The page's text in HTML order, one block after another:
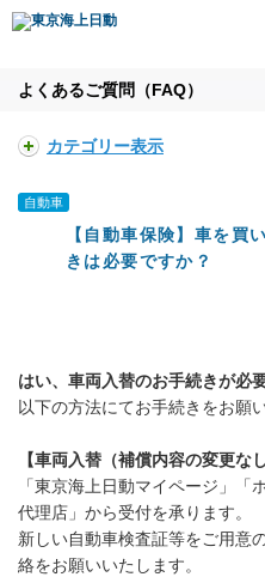
よくあるご質問（FAQ）
カテゴリー表示
自動車
【自動車保険】車を買
きは必要ですか？
はい、車両入替のお手続きが必要
以下の方法にてお手続きをお願
【車両入替（補償内容の変更なし
「東京海上日動マイページ」
代理店」から受付を承ります。
新しい自動車検査証等をご用意
絡をお願いいたします。